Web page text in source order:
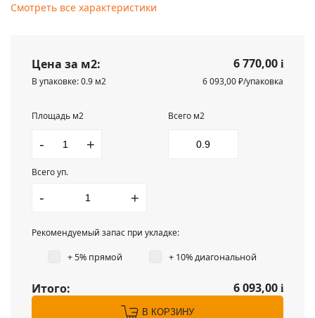
Смотреть все характеристики
Цена за м2: 6 770,00 i
В упаковке: 0.9 м2
6 093,00 ₽/упаковка
Площадь м2
- +
Всего м2
Всего уп.
- +
Рекомендуемый запас при укладке:
+ 5% прямой + 10% диагональной
Итого: 6 093,00 i
В КОРЗИНУ